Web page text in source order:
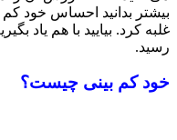
بیشتر بدانید احساس خود
غلبه کرد. بیایید با هم یاد
رسید.
خود‌ کم‌ بینی چیست؟